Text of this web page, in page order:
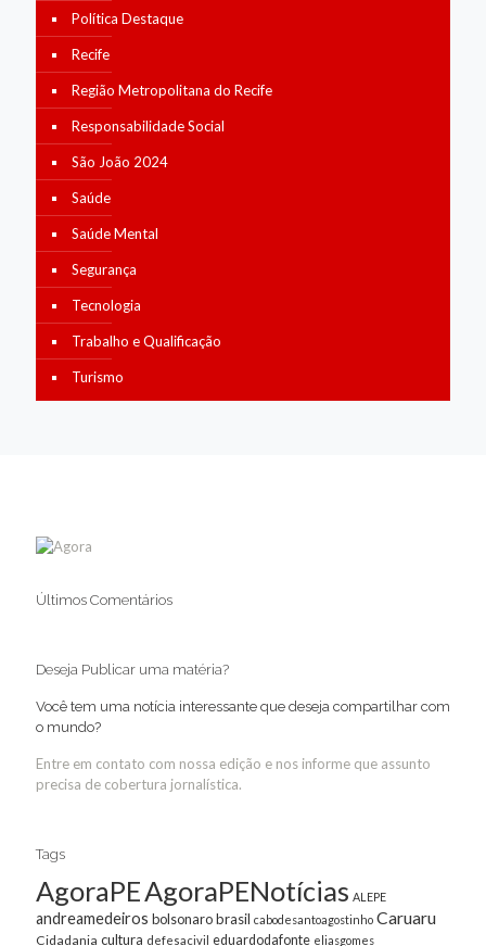
Política Destaque
Recife
Região Metropolitana do Recife
Responsabilidade Social
São João 2024
Saúde
Saúde Mental
Segurança
Tecnologia
Trabalho e Qualificação
Turismo
Últimos Comentários
Deseja Publicar uma matéria?
Você tem uma notícia interessante que deseja compartilhar com
o mundo?
Entre em contato com nossa edição e nos informe que assunto
precisa de cobertura jornalística.
Tags
AgoraPEAgoraPENotícias ALEPE
andreamedeiros bolsonarobrasil cabodesantoagostinho Caruaru
Cidadania cultura defesacivil eduardodafonte eliasgomes